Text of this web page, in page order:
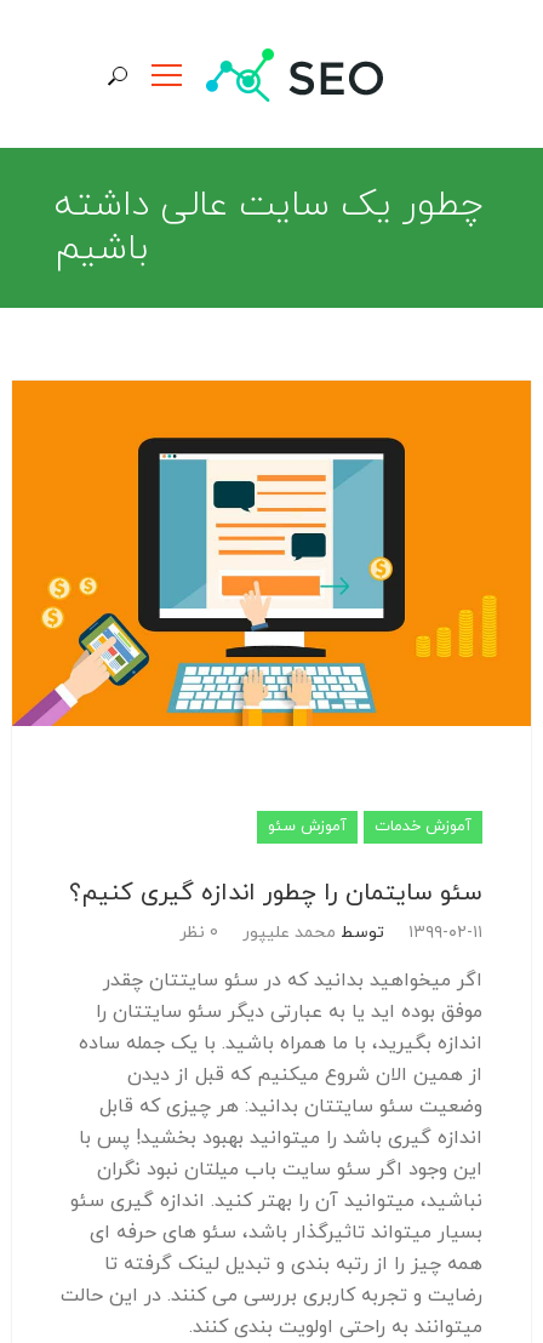
جستجو برای:
چطور یک سایت عالی داشته
باشیم
آموزش خدمات آموزش سئو
سئو سایتمان را چطور اندازه گیری کنیم؟
۱۳۹۹-۰۲-۱۱ توسط محمد علیپور 0 نظر
اگر میخواهید بدانید که در سئو سایتتان چقدر
موفق بوده اید یا به عبارتی دیگر سئو سایتتان را
اندازه بگیرید، با ما همراه باشید. با یک جمله ساده
از همین الان شروع میکنیم که قبل از دیدن
وضعیت سئو سایتتان بدانید: هر چیزی که قابل
اندازه گیری باشد را میتوانید بهبود بخشید! پس با
این وجود اگر سئو سایت باب میلتان نبود نگران
نباشید، میتوانید آن را بهتر کنید. اندازه گیری سئو
بسیار میتواند تاثیرگذار باشد، سئو های حرفه ای
همه چیز را از رتبه بندی و تبدیل لینک گرفته تا
رضایت و تجربه کاربری بررسی می کنند. در این حالت
میتوانند به راحتی اولویت بندی کنند.